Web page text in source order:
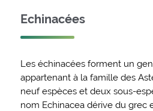
Echinacées
Les échinacées forment un
appartenant à la famille des
neuf espèces et deux sous-
nom Echinacea dérive du grec